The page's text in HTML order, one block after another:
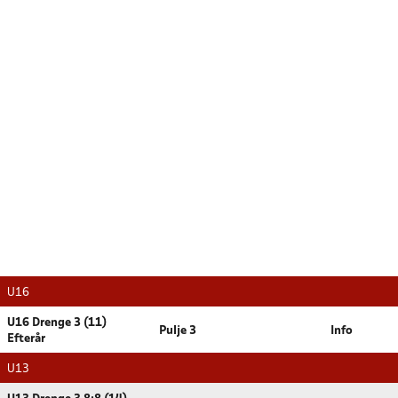
U16
U16 Drenge 3 (11)
Efterår
Pulje 3 Info
U13